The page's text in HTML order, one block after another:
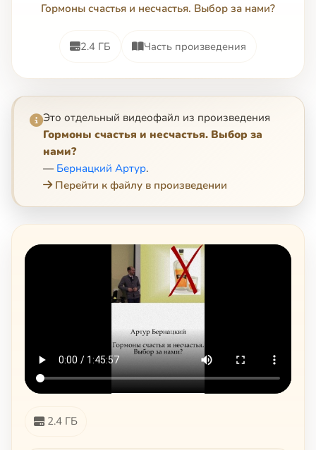
Гормоны счастья и несчастья. Выбор за нами?
2.4 ГБ Часть произведения
Это отдельный видеофайл из произведения
Гормоны счастья и несчастья. Выбор за
нами?
— Бернацкий Артур.
Перейти к файлу в произведении
2.4 ГБ